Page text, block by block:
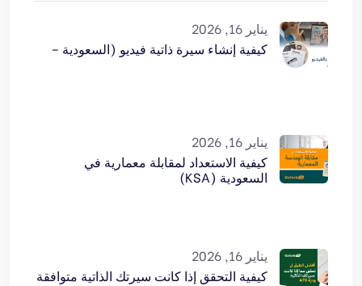
يناير 16, 2026
كيفية إنشاء سيرة ذاتية فيديو (السعودية –
يناير 16, 2026
كيفية الاستعداد لمقابلة معمارية في
السعودية (KSA)
يناير 16, 2026
كيفية التحقق إذا كانت سيرتك الذاتية متوافقة